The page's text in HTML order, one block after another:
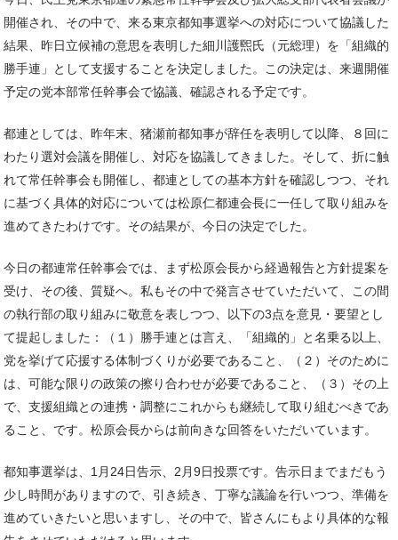
開催され、その中で、来る東京都知事選挙への対応について協議した
結果、昨日立候補の意思を表明した細川護煕氏（元総理）を「組織的
勝手連」として支援することを決定しました。この決定は、来週開催
予定の党本部常任幹事会で協議、確認される予定です。
都連としては、昨年末、猪瀬前都知事が辞任を表明して以降、８回に
わたり選対会議を開催し、対応を協議してきました。そして、折に触
れて常任幹事会も開催し、都連としての基本方針を確認しつつ、それ
に基づく具体的対応については松原仁都連会長に一任して取り組みを
進めてきたわけです。その結果が、今日の決定でした。
今日の都連常任幹事会では、まず松原会長から経過報告と方針提案を
受け、その後、質疑へ。私もその中で発言させていただいて、この間
の執行部の取り組みに敬意を表しつつ、以下の3点を意見・要望とし
て提起しました：（１）勝手連とは言え、「組織的」と名乗る以上、
党を挙げて応援する体制づくりが必要であること、（２）そのために
は、可能な限りの政策の擦り合わせが必要であること、（３）その上
で、支援組織との連携・調整にこれからも継続して取り組むべきであ
ること、です。松原会長からは前向きな回答をいただいています。
都知事選挙は、1月24日告示、2月9日投票です。告示日までまだもう
少し時間がありますので、引き続き、丁寧な議論を行いつつ、準備を
進めていきたいと思いますし、その中で、皆さんにもより具体的な報